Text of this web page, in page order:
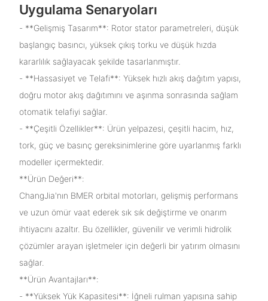
Uygulama Senaryoları
- **Gelişmiş Tasarım**: Rotor stator parametreleri, düşük
başlangıç ​​basıncı, yüksek çıkış torku ve düşük hızda
kararlılık sağlayacak şekilde tasarlanmıştır.
- **Hassasiyet ve Telafi**: Yüksek hızlı akış dağıtım yapısı,
doğru motor akış dağıtımını ve aşınma sonrasında sağlam
otomatik telafiyi sağlar.
- **Çeşitli Özellikler**: Ürün yelpazesi, çeşitli hacim, hız,
tork, güç ve basınç gereksinimlerine göre uyarlanmış farklı
modeller içermektedir.
**Ürün Değeri**:
ChangJia'nın BMER orbital motorları, gelişmiş performans
ve uzun ömür vaat ederek sık sık değiştirme ve onarım
ihtiyacını azaltır. Bu özellikler, güvenilir ve verimli hidrolik
çözümler arayan işletmeler için değerli bir yatırım olmasını
sağlar.
**Ürün Avantajları**:
- **Yüksek Yük Kapasitesi**: İğneli rulman yapısına sahip